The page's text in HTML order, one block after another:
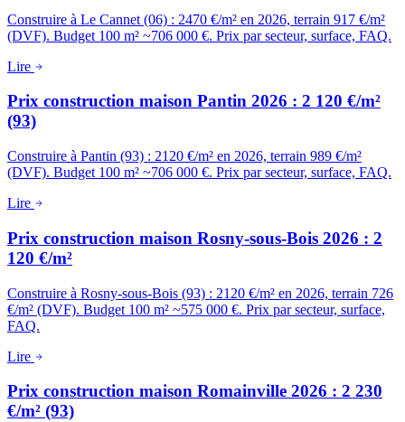
Construire à Le Cannet (06) : 2470 €/m² en 2026, terrain 917 €/m²
(DVF). Budget 100 m² ~706 000 €. Prix par secteur, surface, FAQ.
Lire
Prix construction maison Pantin 2026 : 2 120 €/m²
(93)
Construire à Pantin (93) : 2120 €/m² en 2026, terrain 989 €/m²
(DVF). Budget 100 m² ~706 000 €. Prix par secteur, surface, FAQ.
Lire
Prix construction maison Rosny-sous-Bois 2026 : 2
120 €/m²
Construire à Rosny-sous-Bois (93) : 2120 €/m² en 2026, terrain 726
€/m² (DVF). Budget 100 m² ~575 000 €. Prix par secteur, surface,
FAQ.
Lire
Prix construction maison Romainville 2026 : 2 230
€/m² (93)